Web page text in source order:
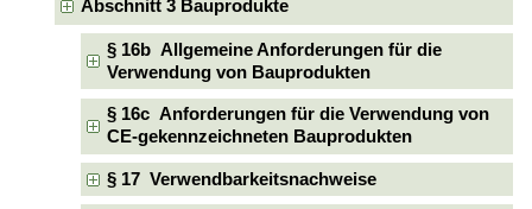
Abschnitt 3 Bauprodukte
§ 16b Allgemeine Anforderungen für die
Verwendung von Bauprodukten
§ 16c Anforderungen für die Verwendung von
CE-gekennzeichneten Bauprodukten
§ 17 Verwendbarkeitsnachweise